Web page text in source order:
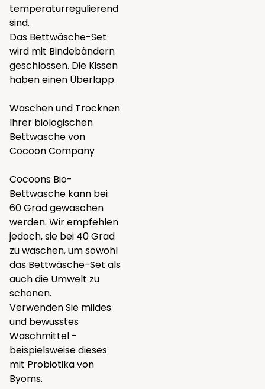
temperaturregulierend
sind.
Das Bettwäsche-Set
wird mit Bindebändern
geschlossen. Die Kissen
haben einen Überlapp.
Waschen und Trocknen
Ihrer biologischen
Bettwäsche von
Cocoon Company
Cocoons Bio-
Bettwäsche kann bei
60 Grad gewaschen
werden. Wir empfehlen
jedoch, sie bei 40 Grad
zu waschen, um sowohl
das Bettwäsche-Set als
auch die Umwelt zu
schonen.
Verwenden Sie mildes
und bewusstes
Waschmittel -
beispielsweisedieses
mit Probiotika von
Byoms.